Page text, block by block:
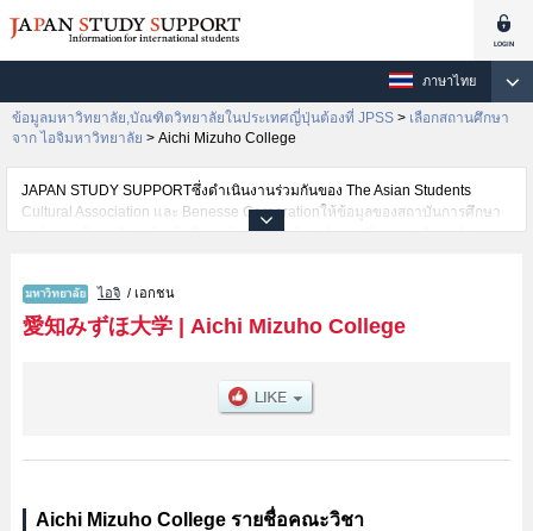
ภาษาไทย
ข้อมูลมหาวิทยาลัย,บัณฑิตวิทยาลัยในประเทศญี่ปุ่นต้องที่ JPSS > เลือกสถานศึกษา
จาก ไอจิมหาวิทยาลัย > Aichi Mizuho College
JAPAN STUDY SUPPORTซึ่งดำเนินงานร่วมกันของ The Asian Students
Cultural Association และ Benesse Corporationให้ข้อมูลของสถาบันการศึกษา
ระดับมหาวิทยาลัย・บัณฑิตวิทยาลัย・วิทยาลัยระดับอนุปริญญา・วิทยาลัย
ต่างชาติเช่นข้อมูลของแต่ละคณะ,ข้อมูลการสอบคัดเลือกเข้าศึกษาเช่นจำนวนคน
ที่รับสมัครหรือจำนวนคนที่ผ่านการสอบคัดเลือกเป็นต้น,แนะนำสถานที่,การเดิน
ทางเป็นต้นไว้ด้วยดังนั้นขอเชิญใช้บริการค้นหาข้อมูลตามอัธยาศัย
ไอจิ / เอกชน
愛知みずほ大学| Aichi Mizuho College
Aichi Mizuho College รายชื่อคณะวิชา